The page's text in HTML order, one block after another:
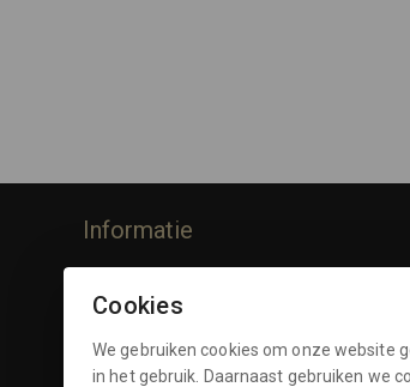
Informatie
Privacy Policy
Algemene Voorwaarden
Cookies
We gebruiken cookies om onze website
in het gebruik. Daarnaast gebruiken we